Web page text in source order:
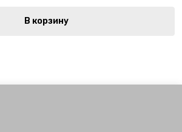
В корзину